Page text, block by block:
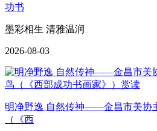
功书
墨彩相生 清雅温润
2026-08-03
明净野逸 自然传神——金昌市美协
（《西